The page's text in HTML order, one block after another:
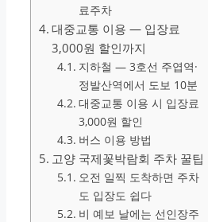
료주차
대중교통 이용 — 입장료
3,000원 할인까지
지하철 — 3호선 주엽역·
정발산역에서 도보 10분
대중교통 이용 시 입장료
3,000원 할인
버스 이용 방법
고양 국제꽃박람회 주차 꿀팁
오전 일찍 도착하면 주차
도 입장도 쉽다
비 예보 날에는 선인장주